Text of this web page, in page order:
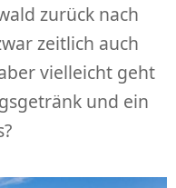
zurück nach
zeitlich auch
vielleicht geht
und ein